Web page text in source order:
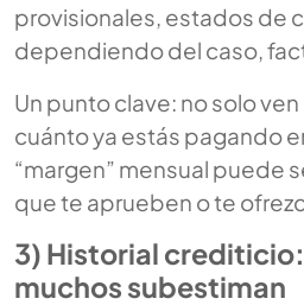
provisionales, estados de
dependiendo del caso,
Un punto clave: no solo
cuánto ya estás pagando
“margen” mensual puede
que te aprueben o te
3) Historial
muchos subestiman